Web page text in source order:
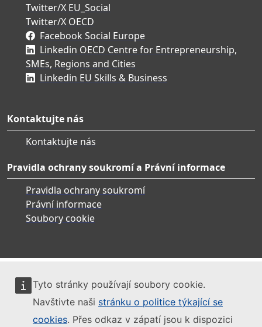
Tyto stránky používají soubory cookie.
Navštivte naši stránku o politice týkající se
cookies. Přes odkaz v zápatí jsou k dispozici
Twitter/X EU_Social
Twitter/X OECD
Facebook Social Europe
Linkedin OECD Centre for Entrepreneurship,
SMEs, Regions and Cities
Linkedin EU Skills & Business
Kontaktujte nás
Kontaktujte nás
Pravidla ochrany soukromí a Právní informace
Pravidla ochrany soukromí
Právní informace
Soubory cookie